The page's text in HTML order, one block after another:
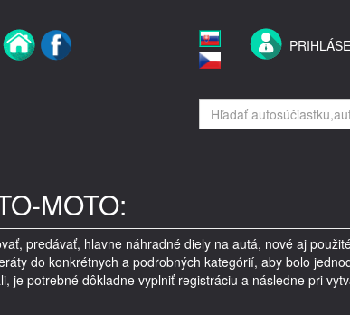
MOTO:
predávať, hlavne náhradné diely na autá, nové aj
do konkrétnych a podrobných kategórií, aby bolo
je potrebné dôkladne vyplniť registráciu a následne pri